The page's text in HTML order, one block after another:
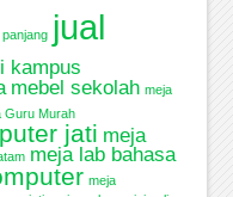
jual
kampus
mebel sekolah meja
Guru Murah
jati meja
meja lab bahasa
meja